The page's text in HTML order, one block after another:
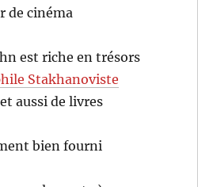
de cinéma
est riche en trésors
Stakhanoviste
aussi de livres
bien fourni